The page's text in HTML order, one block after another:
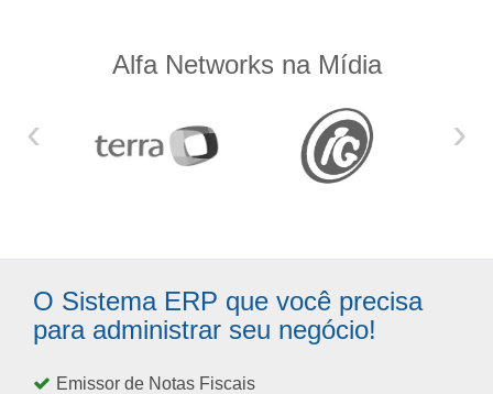
Alfa Networks na Mídia
‹ ›
O Sistema ERP que você precisa
para administrar seu negócio!
Emissor de Notas Fiscais